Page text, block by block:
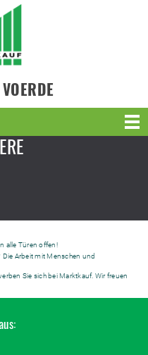
VOERDE
alle Türen offen!
Die Arbeit mit Menschen und
Sie sich bei Marktkauf. Wir freuen